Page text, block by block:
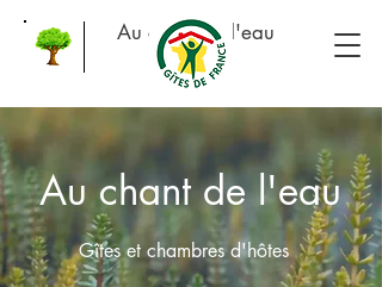
Au chant de l'eau
Au chant de l'eau
Gîtes et chambres d'hôtes